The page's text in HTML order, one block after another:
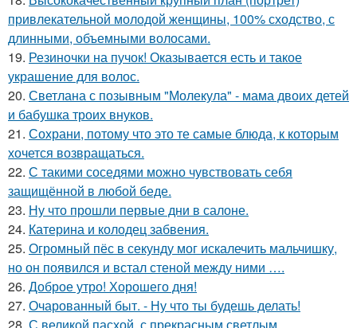
привлекательной молодой женщины, 100% сходство, с
длинными, объемными волосами.
19. Резиночки на пучок! Оказывается есть и такое
украшение для волос.
20. Светлана с позывным "Молекула" - мама двоих детей
и бабушка троих внуков.
21. Сохрани, потому что это те самые блюда, к которым
хочется возвращаться.
22. С такими соседями можно чувствовать себя
защищённой в любой беде.
23. Ну что прошли первые дни в салоне.
24. Катерина и колодец забвения.
25. Огромный пёс в секунду мог искалечить мальчишку,
но он появился и встал стеной между ними ….
26. Доброе утро! Хорошего дня!
27. Очарованный быт. - Ну что ты будешь делать!
28. С великой пасхой, с прекрасным светлым